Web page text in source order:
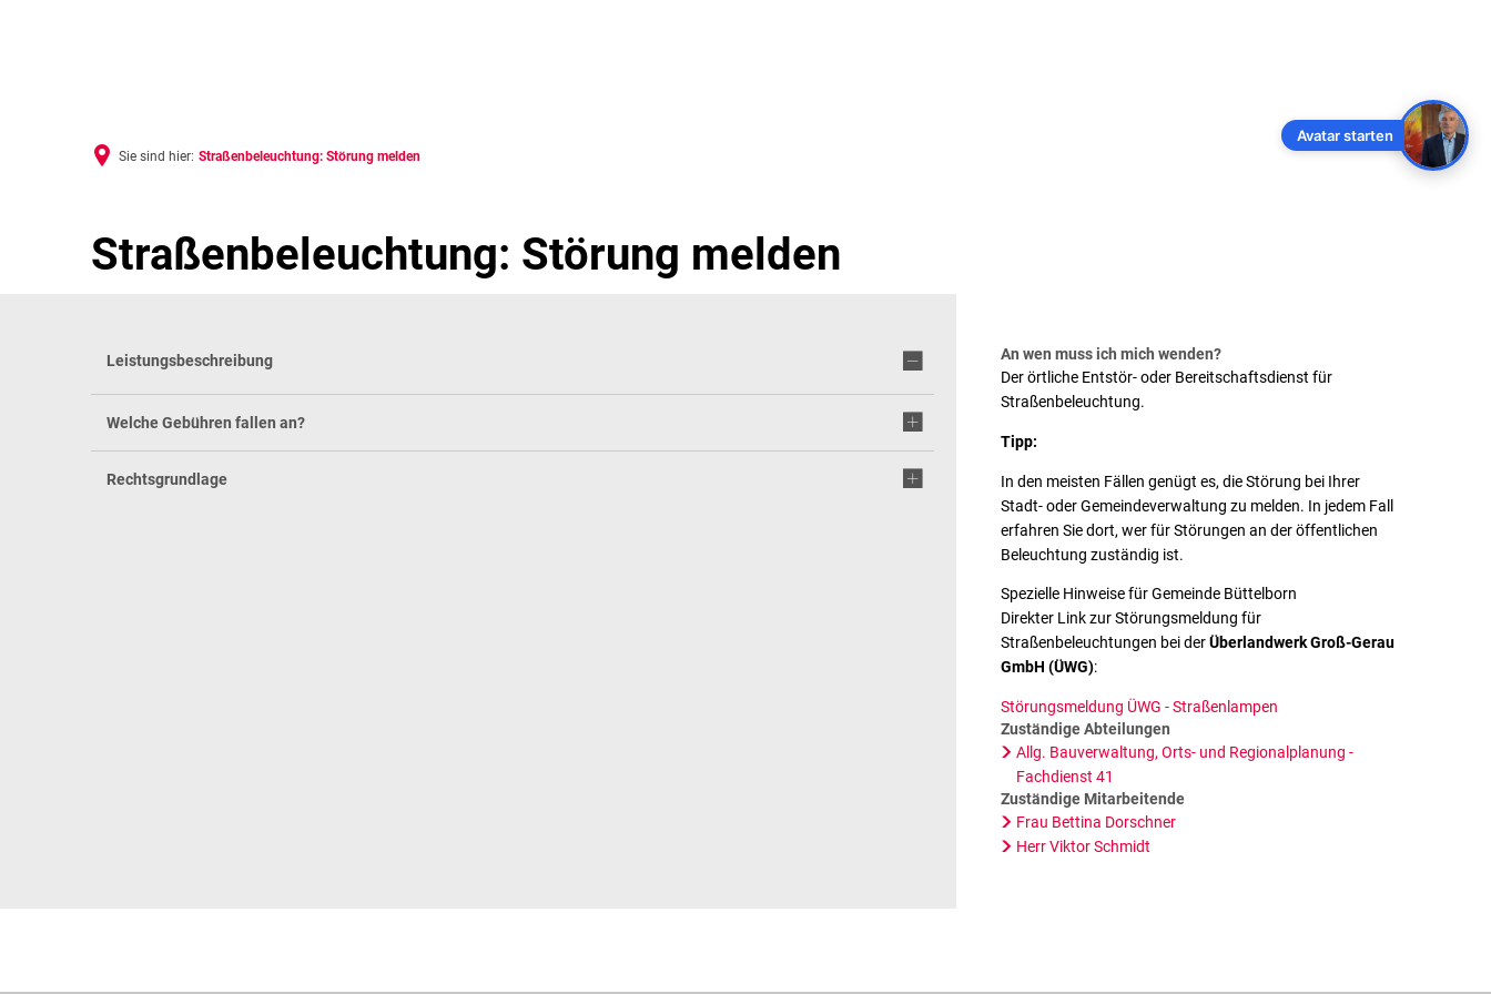
Sie sind hier: Straßenbeleuchtung: Störung melden
Straßenbeleuchtung: Störung melden
Leistungsbeschreibung
Welche Gebühren fallen an?
Rechtsgrundlage
An wen muss ich mich wenden?
Der örtliche Entstör- oder Bereitschaftsdienst für
Straßenbeleuchtung.
Tipp:
In den meisten Fällen genügt es, die Störung bei Ihrer
Stadt- oder Gemeindeverwaltung zu melden. In jedem Fall
erfahren Sie dort, wer für Störungen an der öffentlichen
Beleuchtung zuständig ist.
Spezielle Hinweise für Gemeinde Büttelborn
Direkter Link zur Störungsmeldung für
Straßenbeleuchtungen bei derÜberlandwerk Groß-Gerau
GmbH (ÜWG):
Störungsmeldung ÜWG - Straßenlampen
Zuständige Abteilungen
Allg. Bauverwaltung, Orts- und Regionalplanung -
Fachdienst 41
Zuständige Mitarbeitende
Frau Bettina Dorschner
Herr Viktor Schmidt
Avatar starten